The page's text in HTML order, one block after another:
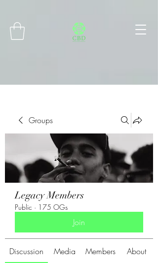
Groups
Legacy Members
Public · 175 OGs
Join
Discussion Media Members About